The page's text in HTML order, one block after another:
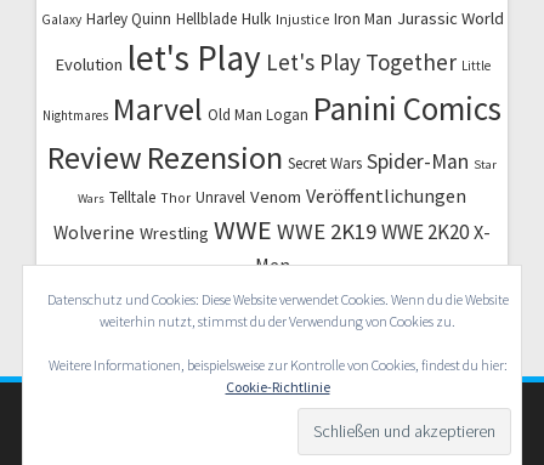
Galaxy Harley Quinn Hellblade Hulk Injustice Iron Man Jurassic World
Evolution let's Play Let's Play Together Little
Nightmares Marvel Old Man Logan Panini Comics
Review Rezension Secret Wars Spider-Man Star
Wars Telltale Thor Unravel Venom Veröffentlichungen
Wolverine Wrestling WWE WWE 2K19WWE 2K20 X-
Men
© 2026 Nerd Herd Radio. WordPress mit dem Theme
OnePage Express.
Datenschutz und Cookies: Diese Website verwendet Cookies. Wenn du die Website
weiterhin nutzt, stimmst du der Verwendung von Cookies zu.
Weitere Informationen, beispielsweise zur Kontrolle von Cookies, findest du hier:
Cookie-Richtlinie